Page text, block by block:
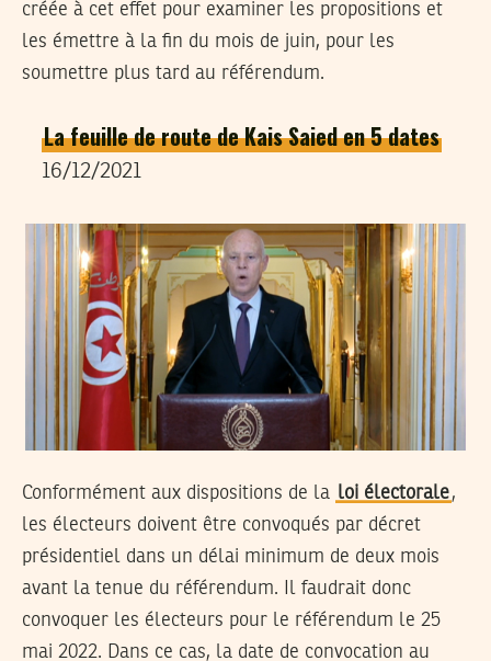
créée à cet effet pour examiner les propositions et
les émettre à la fin du mois de juin, pour les
soumettre plus tard au référendum.
La feuille de route de Kais Saied en 5 dates
16/12/2021
Conformément aux dispositions de la loi électorale,
les électeurs doivent être convoqués par décret
présidentiel dans un délai minimum de deux mois
avant la tenue du référendum. Il faudrait donc
convoquer les électeurs pour le référendum le 25
mai 2022. Dans ce cas, la date de convocation au